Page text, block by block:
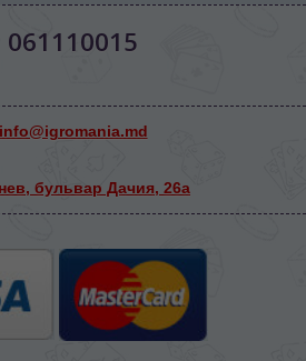
061110015
info@igromania.md
бульвар Дачия, 26а